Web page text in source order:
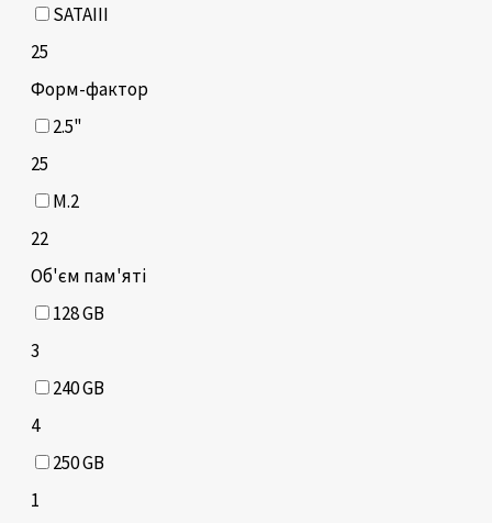
SATAIII
25
Форм-фактор
2.5"
25
M.2
22
Об'єм пам'яті
128 GB
3
240 GB
4
250 GB
1